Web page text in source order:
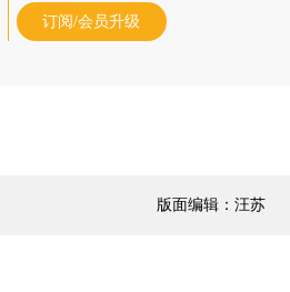
订阅/会员升级
版面编辑：汪苏